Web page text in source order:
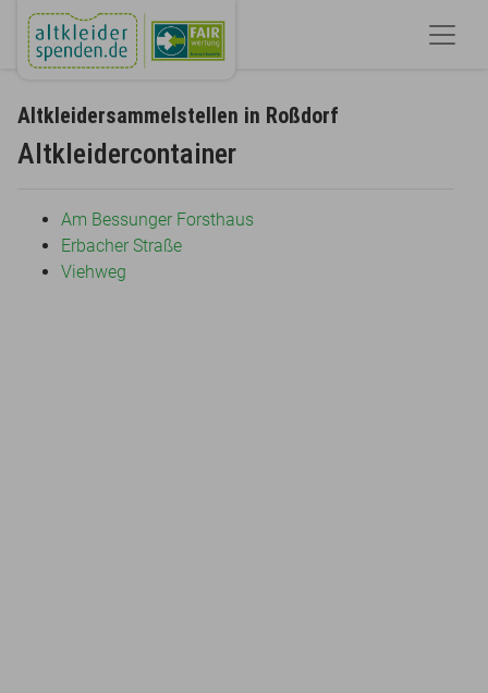
Altkleidersammelstellen in Roßdorf
Altkleidercontainer
Am Bessunger Forsthaus
Erbacher Straße
Viehweg